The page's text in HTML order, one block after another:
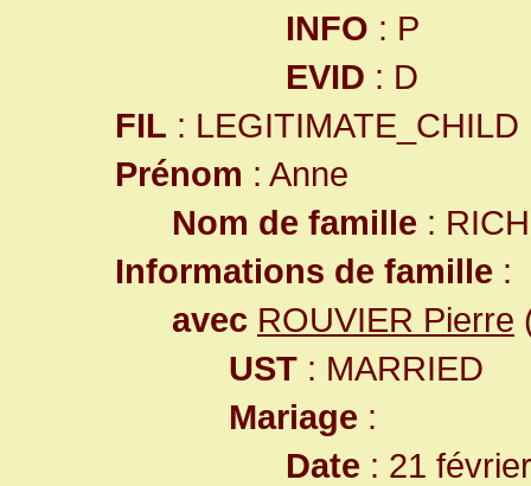
INFO : P
EVID : D
FIL : LEGITIMATE_CHILD
Prénom : Anne
Nom de famille :
Informations de famille :
avec ROUVIER Pierre
UST : MARRIED
Mariage :
Date : 21